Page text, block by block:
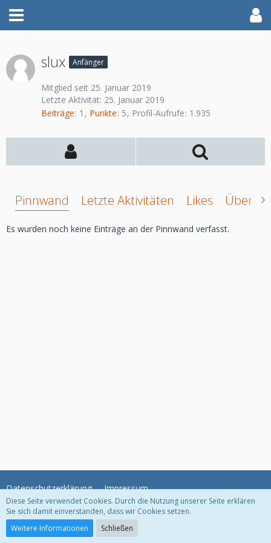
slux Anfänger
Mitglied seit 25. Januar 2019
Letzte Aktivität: 25. Januar 2019
Beiträge 1 Punkte 5 Profil-Aufrufe 1.935
Pinnwand Letzte Aktivitäten Likes Über
Es wurden noch keine Einträge an der Pinnwand verfasst.
Datenschutzerklärung Impressum
Community-Software:
Diese Seite verwendet Cookies. Durch die Nutzung unserer Seite erklären
Sie sich damit einverstanden, dass wir Cookies setzen.
Weitere Informationen
Schließen